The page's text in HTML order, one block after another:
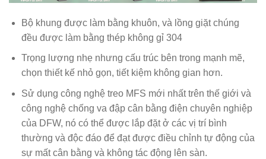
Bộ khung được làm bằng khuôn, và lồng giặt chúng
đều được làm bằng thép không gỉ 304
Trọng lượng nhẹ nhưng cấu trúc bên trong mạnh mẽ,
chọn thiết kế nhỏ gọn, tiết kiệm không gian hơn.
Sử dụng công nghệ treo MFS mới nhất trên thế giới và
công nghệ chống va đập cân bằng điện chuyên nghiệp
của DFW, nó có thể được lắp đặt ở các vị trí bình
thường và độc đáo để đạt được điều chỉnh tự động của
sự mất cân bằng và không tác động lên sàn.